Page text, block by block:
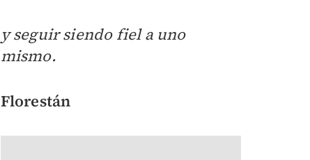
y seguir siendo fiel a uno
mismo.
Florestán